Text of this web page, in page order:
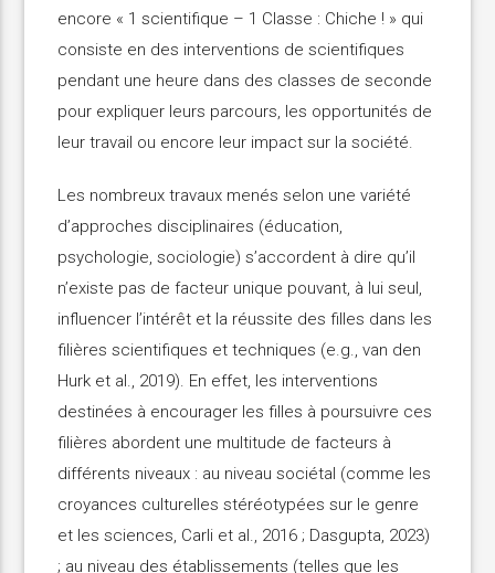
encore « 1 scientifique – 1 Classe : Chiche ! » qui
consiste en des interventions de scientifiques
pendant une heure dans des classes de seconde
pour expliquer leurs parcours, les opportunités de
leur travail ou encore leur impact sur la société.
Les nombreux travaux menés selon une variété
d’approches disciplinaires (éducation,
psychologie, sociologie) s’accordent à dire qu’il
n’existe pas de facteur unique pouvant, à lui seul,
influencer l’intérêt et la réussite des filles dans les
filières scientifiques et techniques (e.g., van den
Hurk et al., 2019). En effet, les interventions
destinées à encourager les filles à poursuivre ces
filières abordent une multitude de facteurs à
différents niveaux : au niveau sociétal (comme les
croyances culturelles stéréotypées sur le genre
et les sciences, Carli et al., 2016 ; Dasgupta, 2023)
; au niveau des établissements (telles que les